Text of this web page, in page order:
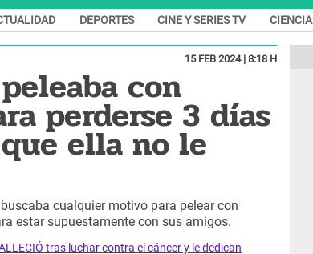
DEPORTES CINE Y SERIES TV CIENCIA
15 FEB 2024 | 8:18 H
con
perderse 3 días
ella no le
buscaba cualquier motivo para pelear con
estar supuestamente con sus amigos.
tras luchar contra el cáncer y le dedican